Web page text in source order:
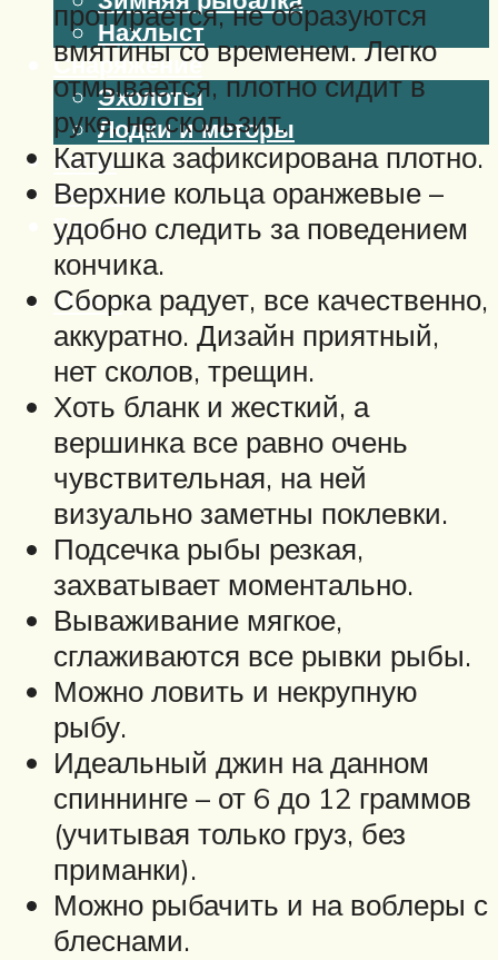
Нахлыст
Снаряжение
Эхолоты
Лодки и моторы
Узлы
Рецепты
Разное
Меню
протирается, не образуются
вмятины со временем. Легко
отмывается, плотно сидит в
руке, не скользит.
Катушка зафиксирована плотно.
Верхние кольца оранжевые –
удобно следить за поведением
кончика.
Сборка радует, все качественно,
аккуратно. Дизайн приятный,
нет сколов, трещин.
Хоть бланк и жесткий, а
вершинка все равно очень
чувствительная, на ней
визуально заметны поклевки.
Подсечка рыбы резкая,
захватывает моментально.
Вываживание мягкое,
сглаживаются все рывки рыбы.
Можно ловить и некрупную
рыбу.
Идеальный джин на данном
спиннинге – от 6 до 12 граммов
(учитывая только груз, без
приманки).
Можно рыбачить и на воблеры с
блеснами.